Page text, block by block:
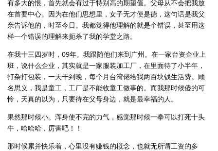
有多大的恨，首先就会有过于特别高的期望值。父母从不会把我放
在首要中心。因为在他们思想里，女子无才便是德，这句话是我父
亲告诉他的，时至今日。我都觉得他理解的就是个错误，甚至用这
样一个错误的理解来扼杀了我的学堂之路。
在我十三四岁时，09年。我跟随他们来到广州。在一家台资企业上
班，说什么企业，其实就是一家服装加工厂，在里面待了小半年，
打杂打包装，一天干到晚，每个月台湾佬给我两百块钱生活费。顾
名思义，我是童工，工厂是不能收童工做事的。而我那时候傻的可
怜，天真的以为，只要待在父母身边，就是最幸福的人。
果然那时候小。浑身使不完的力气，感觉那时候一拳可以打死十头
牛，哈哈哈，厉害吧！！
那时候累并快乐着，心里没有赚钱的概念，也就无所谓工资的多